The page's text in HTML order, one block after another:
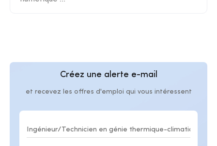
Créez une alerte e-mail
et recevez les offres d'emploi qui vous intéressent